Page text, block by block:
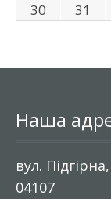
30
31
Наша
вул.
04107